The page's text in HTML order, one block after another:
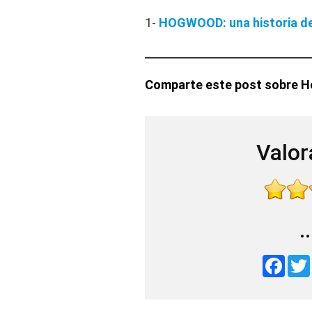
1- HOGWOOD: una historia
Comparte este post sobre
F
a